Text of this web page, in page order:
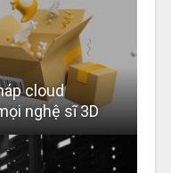
cloud
nghệ sĩ 3D